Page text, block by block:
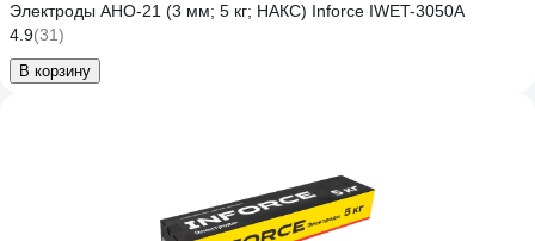
Электроды АНО-21 (3 мм; 5 кг; НАКС) Inforce IWET-3050A
4.9(31)
В корзину